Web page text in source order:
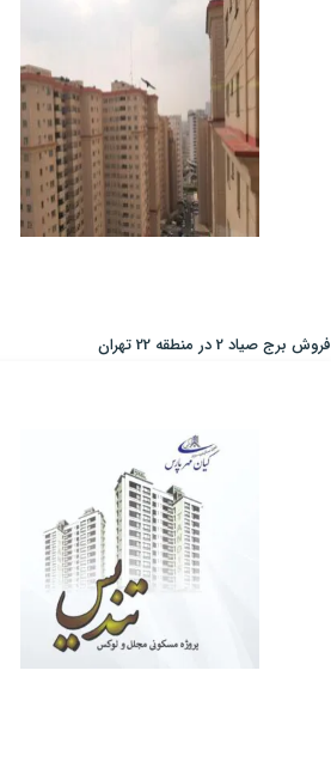
فروش برج صیاد 2 در منطقه 22 تهران